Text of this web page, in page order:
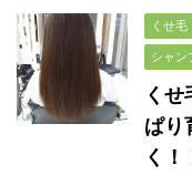
くせ毛
シャン
く
ぱり
く！